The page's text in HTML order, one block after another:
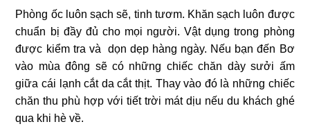
Phòng ốc luôn sạch sẽ, tinh tươm. Khăn sạch luôn được
chuẩn bị đầy đủ cho mọi người. Vật dụng trong phòng
được kiểm tra và dọn dẹp hàng ngày. Nếu bạn đến Bơ
vào mùa đông sẽ có những chiếc chăn dày sưởi ấm
giữa cái lạnh cắt da cắt thịt. Thay vào đó là những chiếc
chăn thu phù hợp với tiết trời mát dịu nếu du khách ghé
qua khi hè về.